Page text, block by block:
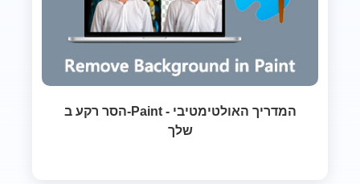
הסר רקע ב-Paint - המדריך האולטימטיבי
שלך